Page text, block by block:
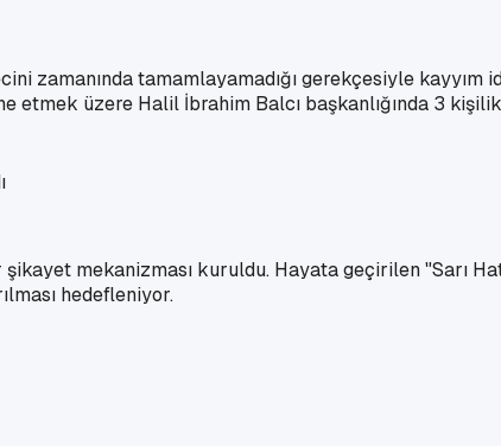
zamanında tamamlayamadığı gerekçesiyle kayyım
üzere Halil İbrahim Balcı başkanlığında 3
mekanizması kuruldu. Hayata geçirilen "Sarı
hedefleniyor.